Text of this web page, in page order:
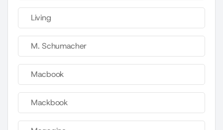
Living
M. Schumacher
Macbook
Mackbook